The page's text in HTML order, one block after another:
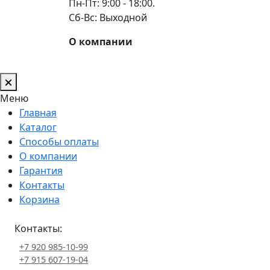
Пн-Пт: 9:00 - 18:00.
Сб-Вс: Выходной
О компании
Меню
Главная
Каталог
Способы оплаты
О компании
Гарантия
Контакты
Корзина
Контакты:
+7 920 985-10-99
+7 915 607-19-04